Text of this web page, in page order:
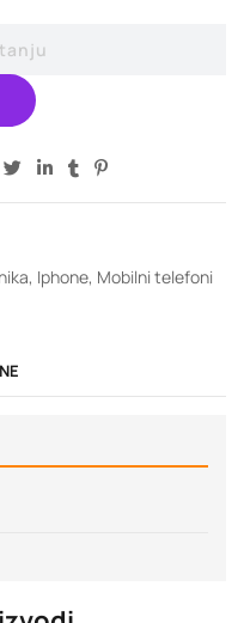
, Iphone, Mobilni telefoni